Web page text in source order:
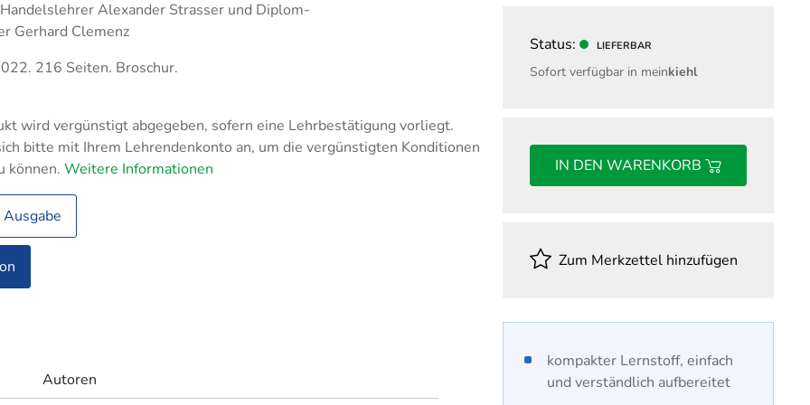
und
Metall
Fachassistent Lohn und Gehalt
Fachwirt im Gesundheits- und
Sozialwesen
Industriefachwirt
Steuerfachwirt
Status: LIEFERBAR
Sofort verfügbar in meinkiehl
IN DEN WARENKORB
Zum Merkzettel hinzufügen
kompakter Lernstoff, einfach
und verständlich aufbereitet
Alexander Strasser und Diplom-
Gerhard Clemenz
216 Seiten. Broschur.
wird vergünstigt abgegeben, sofern eine Lehrbestätigung vorliegt.
bitte mit Ihrem Lehrendenkonto an, um die vergünstigten Konditionen
können. Weitere Informationen
Autoren